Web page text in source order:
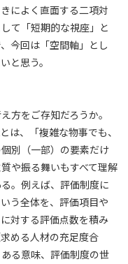
によく直面する二項対
て「短期的な視座」と
今回は「空間軸」とし
と思う。
方をご存知だろうか。
は、「複雑な物事でも、
別（一部）の要素だけ
や振る舞いもすべて理解
。例えば、評価制度に
う全体を、評価項目や
対する評価点数を積み
める人材の充足度合
る意味、評価制度の世